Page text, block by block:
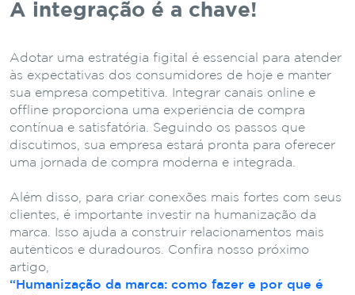
A integração é a chave!
Adotar uma estratégia figital é essencial para atender
às expectativas dos consumidores de hoje e manter
sua empresa competitiva. Integrar canais online e
offline proporciona uma experiência de compra
contínua e satisfatória. Seguindo os passos que
discutimos, sua empresa estará pronta para oferecer
uma jornada de compra moderna e integrada.
Além disso, para criar conexões mais fortes com seus
clientes, é importante investir na humanização da
marca. Isso ajuda a construir relacionamentos mais
autênticos e duradouros. Confira nosso próximo
artigo,
“Humanização da marca: como fazer e por que é